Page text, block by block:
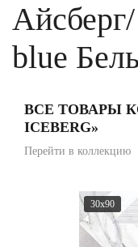
blue
ВСЕ ТОВАРЫ
ICEBERG»
Перейти в коллекцию
30х90